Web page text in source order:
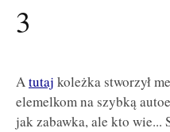
3
Atutaj koleżka stworzył
elemelkom na szybką
jak zabawka, ale kto wie...